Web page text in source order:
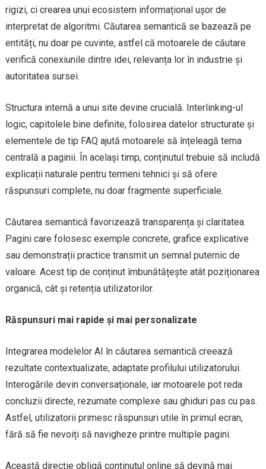
rigizi, ci crearea unui ecosistem informațional ușor de
interpretat de algoritmi. Căutarea semantică se bazează pe
entități, nu doar pe cuvinte, astfel că motoarele de căutare
verifică conexiunile dintre idei, relevanța lor în industrie și
autoritatea sursei.
Structura internă a unui site devine crucială. Interlinking-ul
logic, capitolele bine definite, folosirea datelor structurate și
elementele de tip FAQ ajută motoarele să înțeleagă tema
centrală a paginii. În același timp, conținutul trebuie să includă
explicații naturale pentru termeni tehnici și să ofere
răspunsuri complete, nu doar fragmente superficiale.
Căutarea semantică favorizează transparența și claritatea.
Pagini care folosesc exemple concrete, grafice explicative
sau demonstrații practice transmit un semnal puternic de
valoare. Acest tip de conținut îmbunătățește atât poziționarea
organică, cât și retenția utilizatorilor.
Răspunsuri mai rapide și mai personalizate
Integrarea modelelor AI în căutarea semantică creează
rezultate contextualizate, adaptate profilului utilizatorului.
Interogările devin conversaționale, iar motoarele pot reda
concluzii directe, rezumate complexe sau ghiduri pas cu pas.
Astfel, utilizatorii primesc răspunsuri utile în primul ecran,
fără să fie nevoiți să navigheze printre multiple pagini.
Această direcție obligă conținutul online să devină mai